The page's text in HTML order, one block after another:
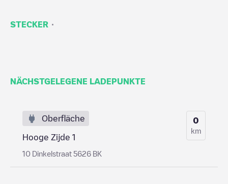
STECKER ·
NÄCHSTGELEGENE LADEPUNKTE
Oberfläche
Hooge Zijde 1
10 Dinkelstraat 5626 BK
0
km